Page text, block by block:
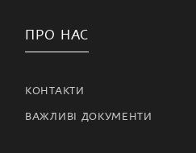
ПРО НАС
КОНТАКТИ
ВАЖЛИВІ ДОКУМЕНТИ